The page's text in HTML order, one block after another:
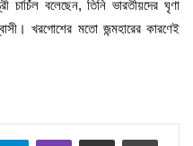
বলেছেন, তিনি ভারতীয়দের ঘৃণা
খরগোশের মতো জন্মহারের কারণেই
TelegramViber Share via Email Print